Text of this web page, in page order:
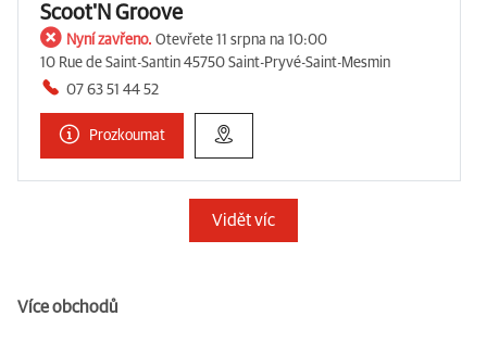
Scoot'N Groove
Nyní zavřeno. Otevřete 11 srpna na 10:00
10 Rue de Saint-Santin 45750 Saint-Pryvé-Saint-Mesmin
07 63 51 44 52
Prozkoumat
Vidět víc
Více obchodů